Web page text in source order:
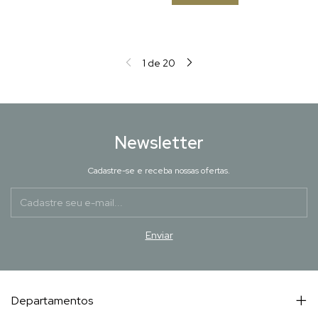
1 de 20
Newsletter
Cadastre-se e receba nossas ofertas.
Departamentos